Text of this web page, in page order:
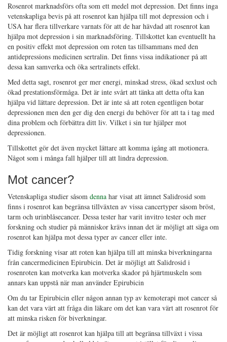
Rosenrot marknadsförs ofta som ett medel mot depression. Det finns inga
vetenskapliga bevis på att rosenrot kan hjälpa till mot depression och i
USA har flera tillverkare varnats för att de har hävdad att rosenrot kan
hjälpa mot depression i sin marknadsföring. Tillskottet kan eventuellt ha
en positiv effekt mot depression om roten tas tillsammans med den
antidepressions medicinen sertralin. Det finns vissa indikationer på att
dessa kan samverka och öka sertralinets effekt.
Med detta sagt, rosenrot ger mer energi, minskad stress, ökad sexlust och
ökad prestationsförmåga. Det är inte svårt att tänka att detta ofta kan
hjälpa vid lättare depression. Det är inte så att roten egentligen botar
depressionen men den ger dig den energi du behöver för att ta i tag med
dina problem och förbättra ditt liv. Vilket i sin tur hjälper mot
depressionen.
Tillskottet gör det även mycket lättare att komma igång att motionera.
Något som i många fall hjälper till att lindra depression.
Mot cancer?
Vetenskapliga studier såsom denna har visat att ämnet Salidrosid som
finns i rosenrot kan begränsa tillväxten av vissa cancertyper såsom bröst,
tarm och urinblåsecancer. Dessa tester har varit invitro tester och mer
forskning och studier på människor krävs innan det är möjligt att säga om
rosenrot kan hjälpa mot dessa typer av cancer eller inte.
Tidig forskning visar att roten kan hjälpa till att minska biverkningarna
från cancermedicinen Epirubicin. Det är möjligt att Salidrosid i
rosenroten kan motverka kan motverka skador på hjärtmuskeln som
annars kan uppstå när man använder Epirubicin
Om du tar Epirubicin eller någon annan typ av kemoterapi mot cancer så
kan det vara värt att fråga din läkare om det kan vara värt att rosenrot för
att minska risken för biverkningar.
Det är möjligt att rosenrot kan hjälpa till att begränsa tillväxt i vissa